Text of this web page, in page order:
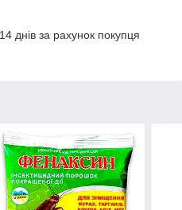
днів за рахунок покупця